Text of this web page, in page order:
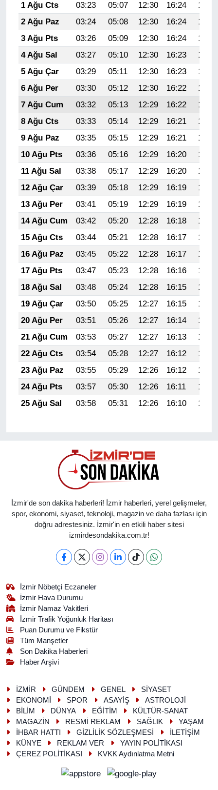
1 Ağu Cts
03:23 05:07 12:30 16:24
19:43
2 Ağu Paz
03:24 05:08 12:30 16:24
19:42
3 Ağu Pts
03:26 05:09 12:30 16:24
19:41
4 Ağu Sal
03:27 05:10 12:30 16:23
19:39
5 Ağu Çar
03:29 05:11 12:30 16:23
19:38
6 Ağu Per
03:30 05:12 12:30 16:22
19:37
7 Ağu Cum
03:32 05:13 12:29 16:22
19:36
8 Ağu Cts
03:33 05:14 12:29 16:21
19:35
9 Ağu Paz
03:35 05:15 12:29 16:21
19:33
10 Ağu Pts
03:36 05:16 12:29 16:20
19:32
11 Ağu Sal
03:38 05:17 12:29 16:20
19:31
12 Ağu Çar
03:39 05:18 12:29 16:19
19:29
13 Ağu Per
03:41 05:19 12:29 16:19
19:28
14 Ağu Cum
03:42 05:20 12:28 16:18
19:27
15 Ağu Cts
03:44 05:21 12:28 16:17
19:25
16 Ağu Paz
03:45 05:22 12:28 16:17
19:24
17 Ağu Pts
03:47 05:23 12:28 16:16
19:23
18 Ağu Sal
03:48 05:24 12:28 16:15
19:21
19 Ağu Çar
03:50 05:25 12:27 16:15
19:20
20 Ağu Per
03:51 05:26 12:27 16:14
19:18
21 Ağu Cum
03:53 05:27 12:27 16:13
19:17
22 Ağu Cts
03:54 05:28 12:27 16:12
19:15
23 Ağu Paz
03:55 05:29 12:26 16:12
19:14
24 Ağu Pts
03:57 05:30 12:26 16:11
19:12
25 Ağu Sal
03:58 05:31 12:26 16:10 19:11
İzmir'de son dakika haberleri! İzmir haberleri, yerel gelişmeler,
spor, ekonomi, siyaset, teknoloji, magazin ve daha fazlası için
doğru adrestesiniz. İzmir'in en etkili haber sitesi
izmirdesondakika.com.tr!
İzmir Nöbetçi Eczaneler
İzmir Hava Durumu
İzmir Namaz Vakitleri
İzmir Trafik Yoğunluk Haritası
Puan Durumu ve Fikstür
Tüm Manşetler
Son Dakika Haberleri
Haber Arşivi
İZMİR GÜNDEM GENEL
SİYASET
EKONOMİ
SPOR ASAYİŞ
ASTROLOJİ
BİLİM
DÜNYA EĞİTİM
KÜLTÜR-SANAT
MAGAZİN
RESMİ REKLAM SAĞLIK
YAŞAM
İHBAR HATTI
GİZLİLİK SÖZLEŞMESİ
İLETİŞİM
KÜNYE
REKLAM VER
YAYIN POLİTİKASI
ÇEREZ POLİTİKASI
KVKK Aydınlatma Metni